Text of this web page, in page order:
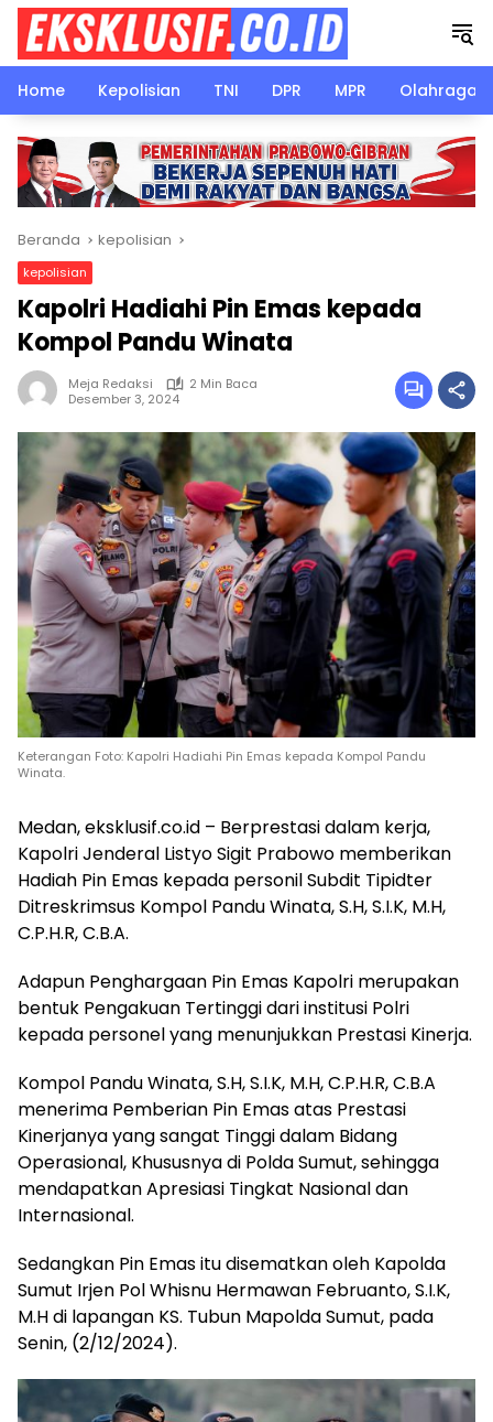
Langsung
konten
Home
Kepolisian TNI DPR MPR Olahraga
Beranda kepolisian
kepolisian
Kapolri Hadiahi Pin Emas kepada
Kompol Pandu Winata
Meja Redaksi
2 Min Baca
Desember 3, 2024
Keterangan Foto: Kapolri Hadiahi Pin Emas kepada Kompol Pandu
Winata.
Medan, eksklusif.co.id – Berprestasi dalam kerja,
Kapolri Jenderal Listyo Sigit Prabowo memberikan
Hadiah Pin Emas kepada personil Subdit Tipidter
Ditreskrimsus Kompol Pandu Winata, S.H, S.I.K, M.H,
C.P.H.R, C.B.A.
Adapun Penghargaan Pin Emas Kapolri merupakan
bentuk Pengakuan Tertinggi dari institusi Polri
kepada personel yang menunjukkan Prestasi Kinerja.
Kompol Pandu Winata, S.H, S.I.K, M.H, C.P.H.R, C.B.A
menerima Pemberian Pin Emas atas Prestasi
Kinerjanya yang sangat Tinggi dalam Bidang
Operasional, Khususnya di Polda Sumut, sehingga
mendapatkan Apresiasi Tingkat Nasional dan
Internasional.
Sedangkan Pin Emas itu disematkan oleh Kapolda
Sumut Irjen Pol Whisnu Hermawan Februanto, S.I.K,
M.H di lapangan KS. Tubun Mapolda Sumut, pada
Senin, (2/12/2024).